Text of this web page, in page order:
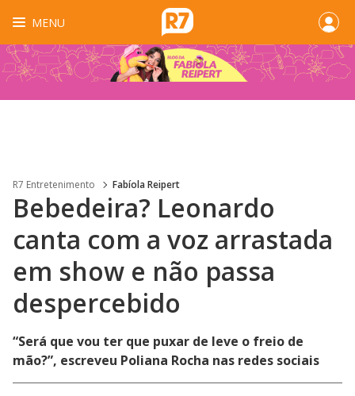
MENU
R7 Entretenimento Fabíola Reipert
Bebedeira? Leonardo
canta com a voz arrastada
em show e não passa
despercebido
“Será que vou ter que puxar de leve o freio de
mão?”, escreveu Poliana Rocha nas redes sociais